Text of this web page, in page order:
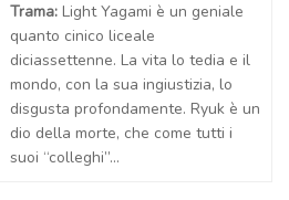
Trama: Light Yagami è un geniale
quanto cinico liceale
diciassettenne. La vita lo tedia e il
mondo, con la sua ingiustizia, lo
disgusta profondamente. Ryuk è un
dio della morte, che come tutti i
suoi “colleghi”...